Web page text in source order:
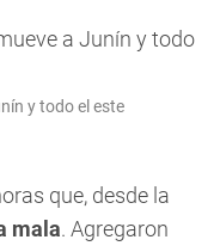
y todo el este
que, desde la
mala. Agregaron